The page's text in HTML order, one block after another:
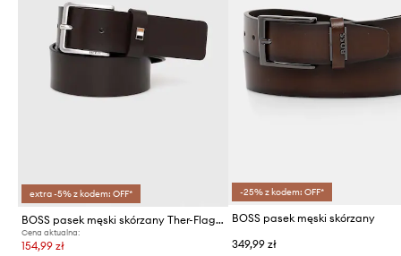
extra -5% z kodem: OFF*
BOSS pasek męski skórzany Ther-Flag-E_Sz35
Cena aktualna:
154,99 zł
-25% z kodem: OFF*
BOSS pasek męski skórzany
349,99 zł